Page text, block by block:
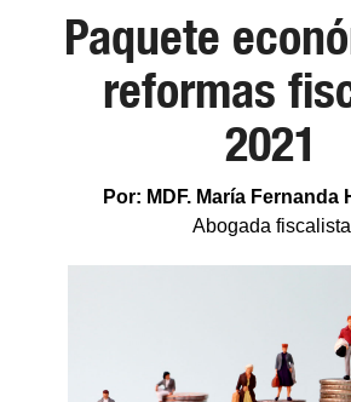
Paquete
reformas
2021
Por: MDF. María Fernanda
Abogada fiscalista